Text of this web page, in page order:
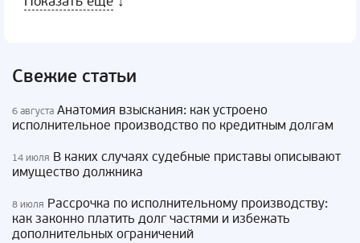
Свежие статьи
6 августа Анатомия взыскания: как устроено
исполнительное производство по кредитным долгам
14 июля В каких случаях судебные приставы описывают
имущество должника
8 июля Рассрочка по исполнительному производству:
как законно платить долг частями и избежать
дополнительных ограничений